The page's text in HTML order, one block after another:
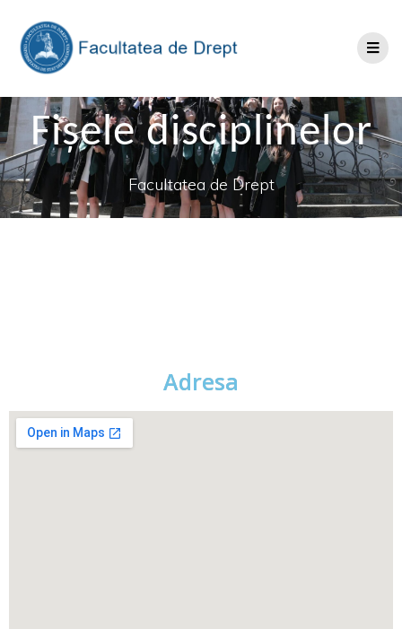
Fişele disciplinelor
Facultatea de Drept
Adresa